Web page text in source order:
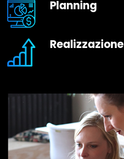
Planning
Realizzazione